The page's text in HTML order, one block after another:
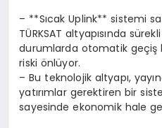
– **Sıcak Uplink** sistemi
TÜRKSAT altyapısında
durumlarda otomatik geçiş
riski önlüyor.
– Bu teknolojik altyapı,
yatırımlar gerektiren bir
sayesinde ekonomik hale